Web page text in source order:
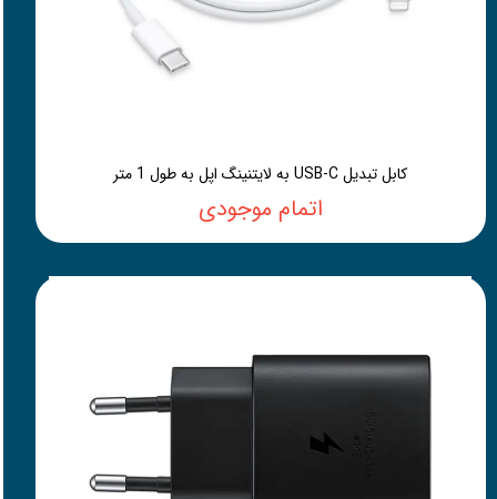
کابل تبدیل USB-C به لایتنینگ اپل به طول 1 متر
اتمام موجودی